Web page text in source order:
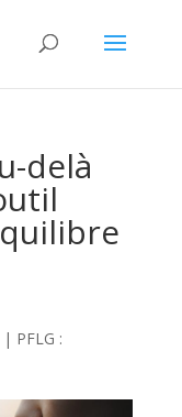
delà
| PFLG :